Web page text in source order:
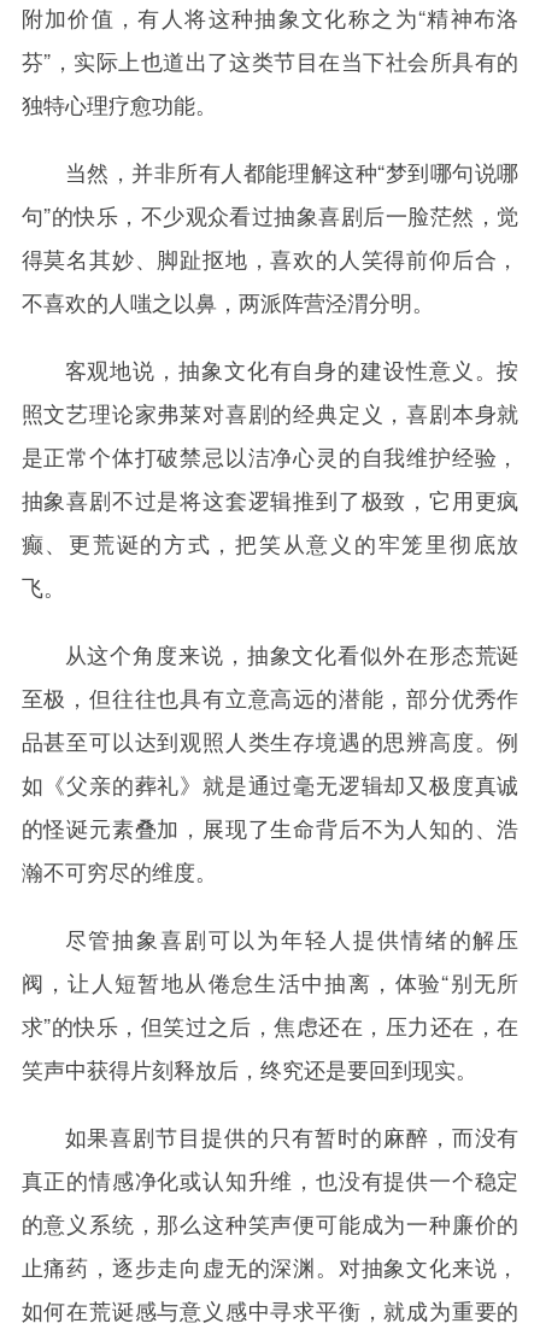
附加价值，有人将这种抽象文化称之为“精神布洛
芬”，实际上也道出了这类节目在当下社会所具有的
独特心理疗愈功能。
当然，并非所有人都能理解这种“梦到哪句说哪
句”的快乐，不少观众看过抽象喜剧后一脸茫然，觉
得莫名其妙、脚趾抠地，喜欢的人笑得前仰后合，
不喜欢的人嗤之以鼻，两派阵营泾渭分明。
客观地说，抽象文化有自身的建设性意义。按
照文艺理论家弗莱对喜剧的经典定义，喜剧本身就
是正常个体打破禁忌以洁净心灵的自我维护经验，
抽象喜剧不过是将这套逻辑推到了极致，它用更疯
癫、更荒诞的方式，把笑从意义的牢笼里彻底放
飞。
从这个角度来说，抽象文化看似外在形态荒诞
至极，但往往也具有立意高远的潜能，部分优秀作
品甚至可以达到观照人类生存境遇的思辨高度。例
如《父亲的葬礼》就是通过毫无逻辑却又极度真诚
的怪诞元素叠加，展现了生命背后不为人知的、浩
瀚不可穷尽的维度。
尽管抽象喜剧可以为年轻人提供情绪的解压
阀，让人短暂地从倦怠生活中抽离，体验“别无所
求”的快乐，但笑过之后，焦虑还在，压力还在，在
笑声中获得片刻释放后，终究还是要回到现实。
如果喜剧节目提供的只有暂时的麻醉，而没有
真正的情感净化或认知升维，也没有提供一个稳定
的意义系统，那么这种笑声便可能成为一种廉价的
止痛药，逐步走向虚无的深渊。对抽象文化来说，
如何在荒诞感与意义感中寻求平衡，就成为重要的